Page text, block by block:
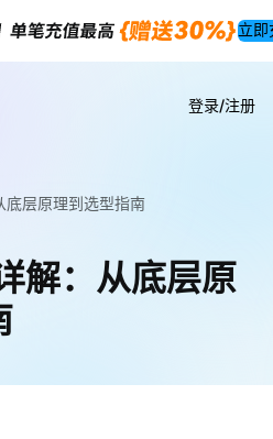
立即
登录/注册
底层原理到选型指南
解：从底层原